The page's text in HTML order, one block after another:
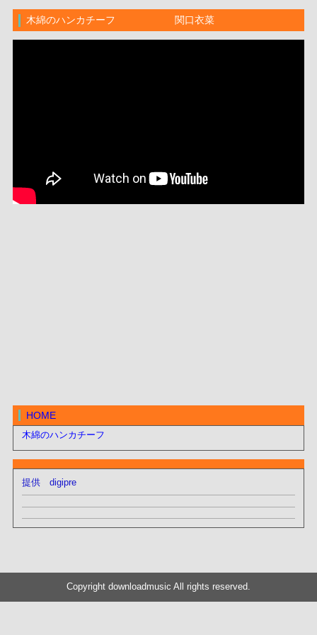
木綿のハンカチーフ 関口衣菜
HOME
木綿のハンカチーフ
提供 digipre
Copyright downloadmusic All rights reserved.